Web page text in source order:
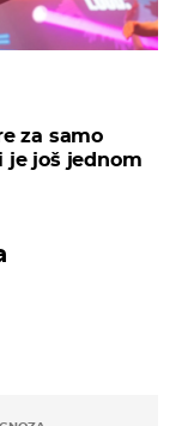
za samo
je još jednom